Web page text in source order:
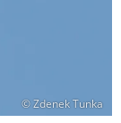
© Zdenek Tunka